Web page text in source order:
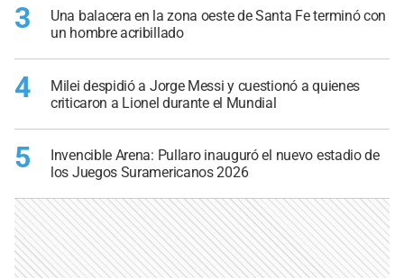
3
Una balacera en la zona oeste de Santa Fe terminó con
un hombre acribillado
4
Milei despidió a Jorge Messi y cuestionó a quienes
criticaron a Lionel durante el Mundial
5
Invencible Arena: Pullaro inauguró el nuevo estadio de
los Juegos Suramericanos 2026